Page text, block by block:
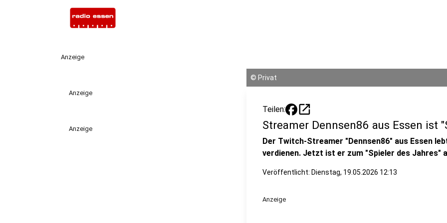
Anzeige
Anzeige
Anzeige
© Privat
Teilen: open_in_new
Streamer Dennsen86 aus Essen ist
Der Twitch-Streamer "Dennsen86" aus Essen
verdienen. Jetzt ist er zum "Spieler des Jahres"
Veröffentlicht: Dienstag, 19.05.2026 12:13
Anzeige